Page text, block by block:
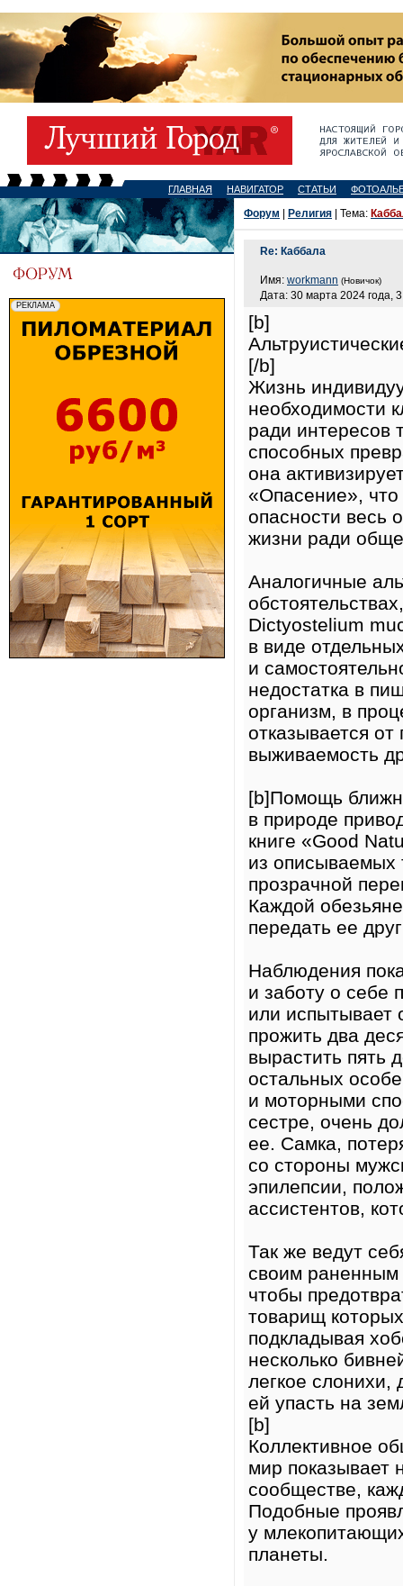
ГЛАВНАЯ НАВИГАТОР СТАТЬИ
Форум Религия | Тема:
Re: Каббала
Имя: workmann (Новичок)
Дата: 30 марта 2024 года,
[b]
[/b]
Жизнь
необходимости
ради интересов
способных
она
«Опасение», что
опасности весь
жизни ради
Аналогичные
Dictyostelium
в виде
и
недостатка в
организм, в
отказывается
выживаемость
[b]Помощь
в природе
книге «Good
из описываемых
прозрачной
Каждой
передать ее
Наблюдения
и заботу о себе
или испытывает
прожить два
вырастить пять
остальных
и моторными
сестре, очень
ее. Самка,
со стороны
эпилепсии,
ассистентов,
Так же ведут
своим раненным
чтобы
товарищ
подкладывая
несколько
легкое слонихи,
ей упасть на
[b]
Коллективное
мир показывает
сообществе,
Подобные
у
планеты.